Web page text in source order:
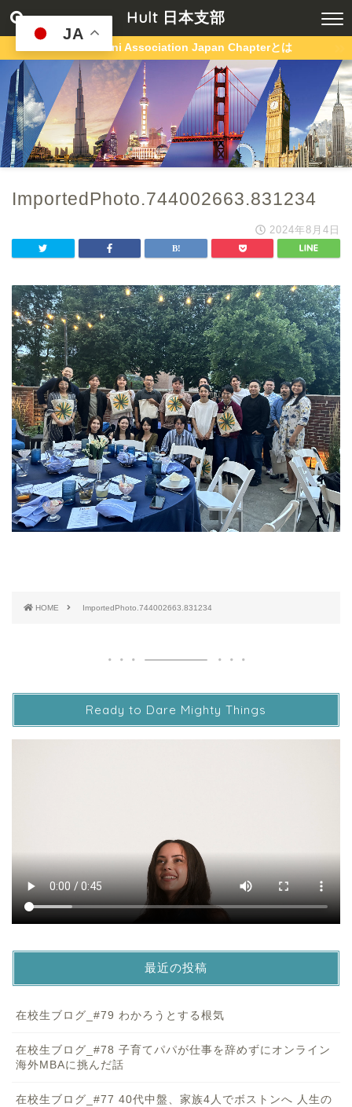
Hult 日本支部
Hult Alumni Association Japan Chapterとは
ImportedPhoto.744002663.831234
2024年8月4日
HOME ImportedPhoto.744002663.831234
Ready to Dare Mighty Things
最近の投稿
在校生ブログ_#79 わかろうとする根気
在校生ブログ_#78 子育てパパが仕事を辞めずにオンライン
海外MBAに挑んだ話
在校生ブログ_#77 40代中盤、家族4人でボストンへ 人生の
JA